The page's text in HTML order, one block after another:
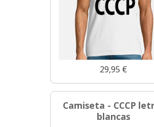
29,95 €
Camiseta - CCCP
blancas